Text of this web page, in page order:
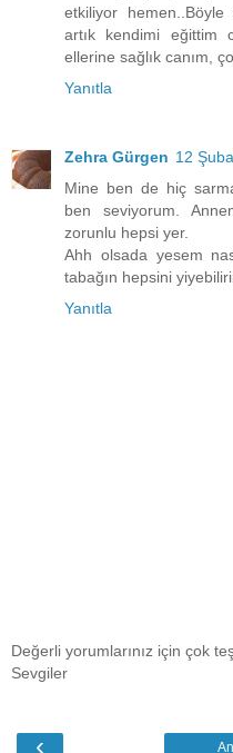
etkiliyor hemen..Böyle
artık kendimi eğittim
ellerine sağlık canım,
Yanıtla
Zehra Gürgen 12
Mine ben de hiç
ben seviyorum.
zorunlu hepsi yer.
Ahh olsada yesem
tabağın hepsini
Yanıtla
Değerli yorumlarınız için çok
Sevgiler
‹